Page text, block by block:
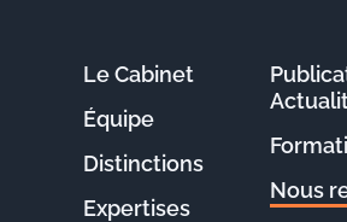
Le Cabinet
Équipe
Distinctions
Expertises
Nous